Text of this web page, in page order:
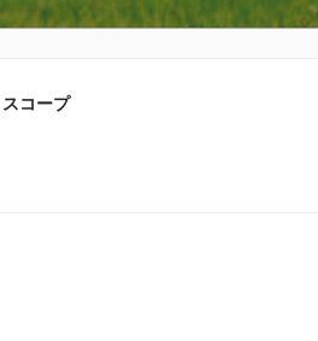
コープ